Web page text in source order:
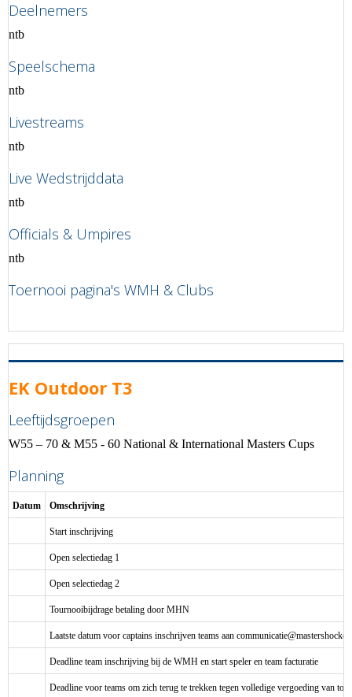
Deelnemers
ntb
Speelschema
ntb
Livestreams
ntb
Live Wedstrijddata
ntb
Officials & Umpires
ntb
Toernooi pagina's WMH & Clubs
EK Outdoor T3
Leeftijdsgroepen
W55 – 70 & M55 - 60 National & International Masters Cups
Planning
Datum Omschrijving
Start inschrijving
Open selectiedag 1
Open selectiedag 2
Tournooibijdrage betaling door MHN
Laatste datum voor captains inschrijven teams aan eitacinummoc
Deadline team inschrijving bij de WMH en start speler en team facturatie
Deadline voor teams om zich terug te trekken tegen volledige vergoeding van